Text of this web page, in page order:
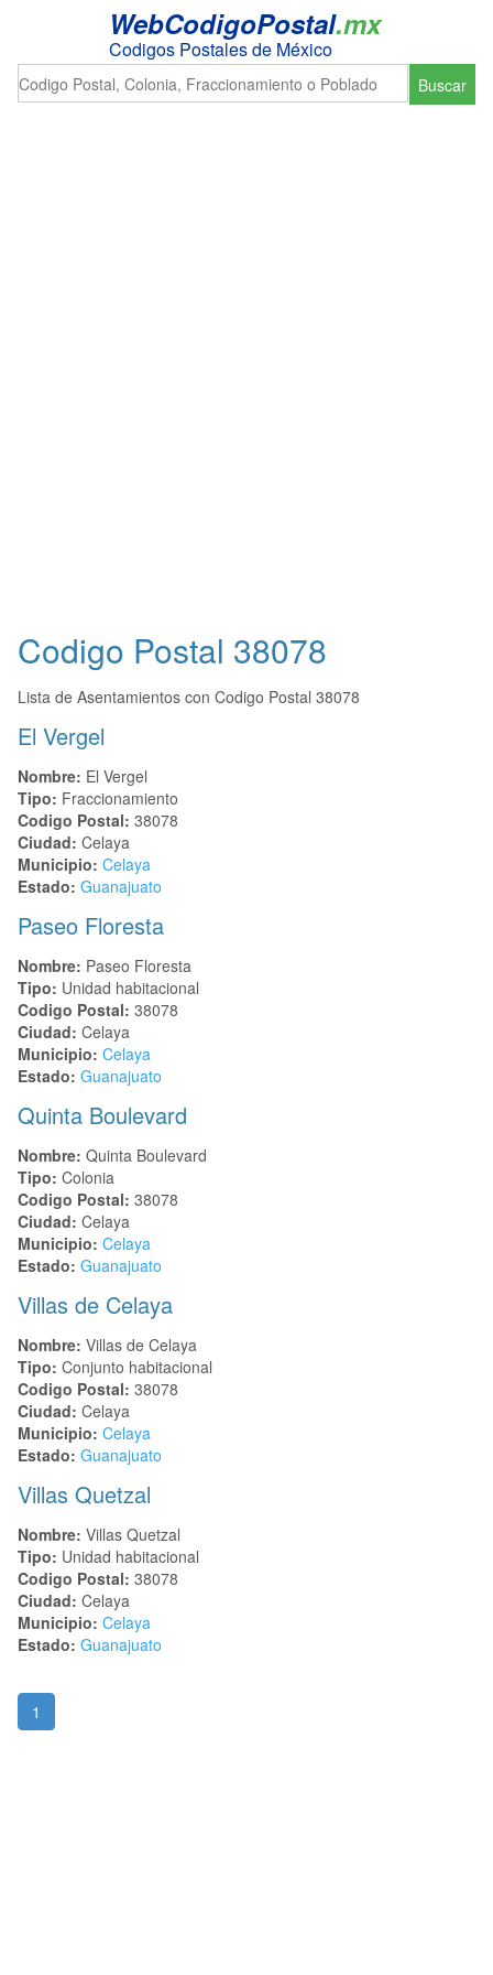
WebCodigoPostal.mx
Codigos Postales de México
Buscar
Codigo Postal 38078
Lista de Asentamientos con Codigo Postal 38078
El Vergel
Nombre: El Vergel
Tipo: Fraccionamiento
Codigo Postal: 38078
Ciudad: Celaya
Municipio: Celaya
Estado: Guanajuato
Paseo Floresta
Nombre: Paseo Floresta
Tipo: Unidad habitacional
Codigo Postal: 38078
Ciudad: Celaya
Municipio: Celaya
Estado: Guanajuato
Quinta Boulevard
Nombre: Quinta Boulevard
Tipo: Colonia
Codigo Postal: 38078
Ciudad: Celaya
Municipio: Celaya
Estado: Guanajuato
Villas de Celaya
Nombre: Villas de Celaya
Tipo: Conjunto habitacional
Codigo Postal: 38078
Ciudad: Celaya
Municipio: Celaya
Estado: Guanajuato
Villas Quetzal
Nombre: Villas Quetzal
Tipo: Unidad habitacional
Codigo Postal: 38078
Ciudad: Celaya
Municipio: Celaya
Estado: Guanajuato
1